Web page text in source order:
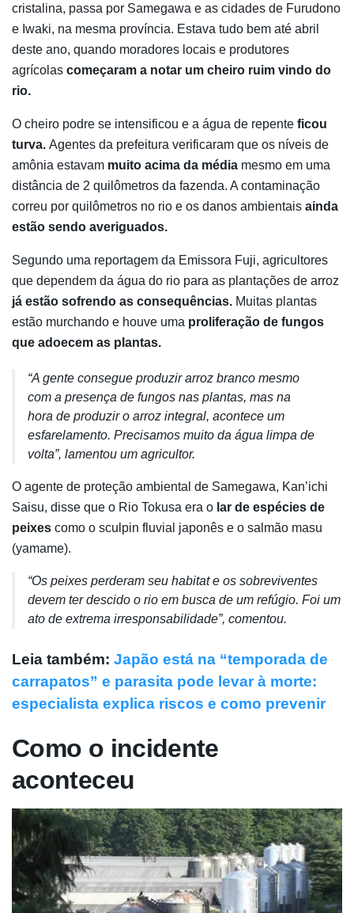
cristalina, passa por Samegawa e as cidades de Furudono
e Iwaki, na mesma província. Estava tudo bem até abril
deste ano, quando moradores locais e produtores
agrícolas começaram a notar um cheiro ruim vindo do
rio.
O cheiro podre se intensificou e a água de repente ficou
turva. Agentes da prefeitura verificaram que os níveis de
amônia estavam muito acima da média mesmo em uma
distância de 2 quilômetros da fazenda. A contaminação
correu por quilômetros no rio e os danos ambientais ainda
estão sendo averiguados.
Segundo uma reportagem da Emissora Fuji, agricultores
que dependem da água do rio para as plantações de arroz
já estão sofrendo as consequências. Muitas plantas
estão murchando e houve uma proliferação de fungos
que adoecem as plantas.
“A gente consegue produzir arroz branco mesmo
com a presença de fungos nas plantas, mas na
hora de produzir o arroz integral, acontece um
esfarelamento. Precisamos muito da água limpa de
volta”, lamentou um agricultor.
O agente de proteção ambiental de Samegawa, Kan’ichi
Saisu, disse que o Rio Tokusa era o lar de espécies de
peixes como o sculpin fluvial japonês e o salmão masu
(yamame).
“Os peixes perderam seu habitat e os sobreviventes
devem ter descido o rio em busca de um refúgio. Foi um
ato de extrema irresponsabilidade”, comentou.
Leia também: Japão está na “temporada de
carrapatos” e parasita pode levar à morte:
especialista explica riscos e como prevenir
Como o incidente
aconteceu